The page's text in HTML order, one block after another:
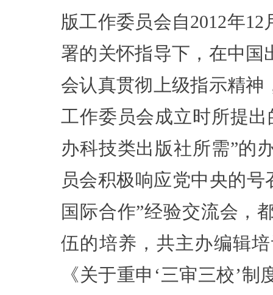
版工作委员会自2012年
署的关怀指导下，在中国
会认真贯彻上级指示精神
工作委员会成立时所提
办科技类出版社所需”的
员会积极响应党中央的
国际合作”经验交流会，
伍的培养，共主办编辑
《关于重申‘三审三校’